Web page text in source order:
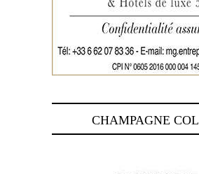
CHAMPAGNE